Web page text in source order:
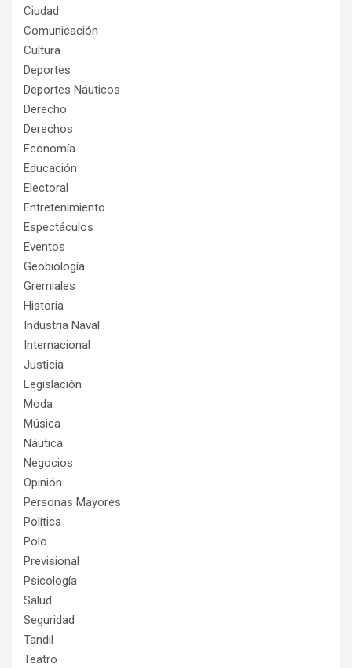
Ciudad
Comunicación
Cultura
Deportes
Deportes Náuticos
Derecho
Derechos
Economía
Educación
Electoral
Entretenimiento
Espectáculos
Eventos
Geobiología
Gremiales
Historia
Industria Naval
Internacional
Justicia
Legislación
Moda
Música
Náutica
Negocios
Opinión
Personas Mayores
Política
Polo
Previsional
Psicología
Salud
Seguridad
Tandil
Teatro